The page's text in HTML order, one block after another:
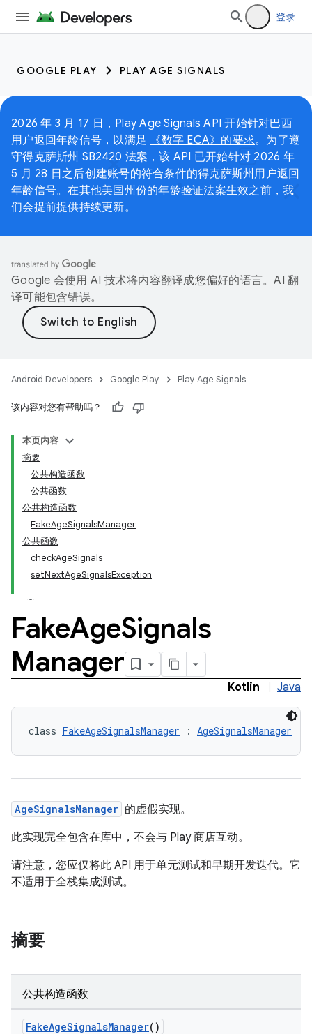
登录
GOOGLE PLAY PLAY AGE SIGNALS
2026 年 3 月 17 日，Play Age Signals API 开始针对巴西
用户返回年龄信号，以满足
《数字 ECA》的要求。为了遵
守得克萨斯州 SB2420 法案，该 API 已开始针对 2026 年
5 月 28 日之后创建账号的符合条件的得克萨斯州用户返回
年龄信号。在其他美国州份的年龄验证法案生效之前，我
们会提前提供持续更新。
Google 会使用 AI 技术将内容翻译成您偏好的语言。AI 翻
译可能包含错误。
Android Developers Google Play Play Age Signals
该内容对您有帮助吗？
本页内容
摘要
公共构造函数
公共函数
公共构造函数
FakeAgeSignalsManager
公共函数
checkAgeSignals
setNextAgeSignalsException
FakeAgeSignals
Manager
Kotlin Java
class FakeAgeSignalsManager : AgeSignalsManager
AgeSignalsManager 的虚假实现。
此实现完全包含在库中，不会与 Play 商店互动。
请注意，您应仅将此 API 用于单元测试和早期开发迭代。它
不适用于全栈集成测试。
摘要
公共构造函数
FakeAgeSignalsManager()